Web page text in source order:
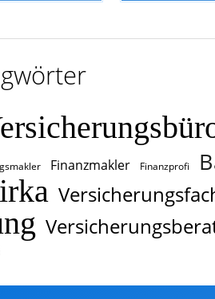
Finanzmakler Finanzprofi